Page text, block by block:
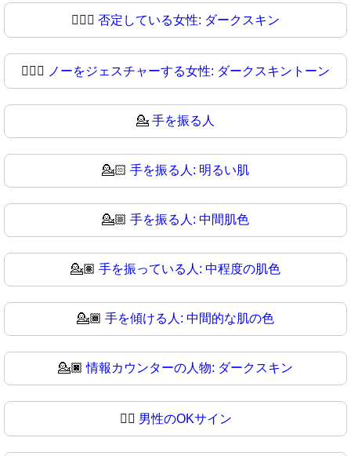
🙆🏿‍♀️ 否定している女性: ダークスキン
🙆🏿‍♀ ノーをジェスチャーする女性: ダークスキントーン
💁 手を振る人
💁🏻 手を振る人: 明るい肌
💁🏼 手を振る人: 中間肌色
💁🏽 手を振っている人: 中程度の肌色
💁🏾 手を傾ける人: 中間的な肌の色
💁🏿情報カウンターの人物: ダークスキン
💁‍♂️ 男性のOKサイン